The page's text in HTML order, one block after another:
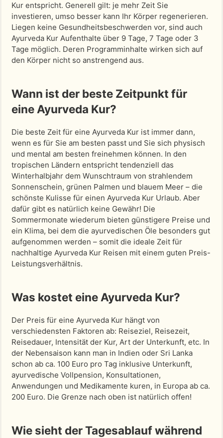
Kur entspricht. Generell gilt: je mehr Zeit Sie
investieren, umso besser kann Ihr Körper regenerieren.
Liegen keine Gesundheitsbeschwerden vor, sind auch
Ayurveda Kur Aufenthalte über 9 Tage, 7 Tage oder 3
Tage möglich. Deren Programminhalte wirken sich auf
den Körper nicht so anstrengend aus.
Wann ist der beste Zeitpunkt für
eine Ayurveda Kur?
Die beste Zeit für eine Ayurveda Kur ist immer dann,
wenn es für Sie am besten passt und Sie sich physisch
und mental am besten freinehmen können. In den
tropischen Ländern entspricht tendenziell das
Winterhalbjahr dem Wunschtraum von strahlendem
Sonnenschein, grünen Palmen und blauem Meer – die
schönste Kulisse für einen Ayurveda Kur Urlaub. Aber
dafür gibt es natürlich keine Gewähr! Die
Sommermonate wiederum bieten günstigere Preise und
ein Klima, bei dem die ayurvedischen Öle besonders gut
aufgenommen werden – somit die ideale Zeit für
nachhaltige Ayurveda Kur Reisen mit einem guten Preis-
Leistungsverhältnis.
Was kostet eine Ayurveda Kur?
Der Preis für eine Ayurveda Kur hängt von
verschiedensten Faktoren ab: Reiseziel, Reisezeit,
Reisedauer, Intensität der Kur, Art der Unterkunft, etc. In
der Nebensaison kann man in Indien oder Sri Lanka
schon ab ca. 100 Euro pro Tag inklusive Unterkunft,
ayurvedische Vollpension, Konsultationen,
Anwendungen und Medikamente kuren, in Europa ab ca.
200 Euro. Die Grenze nach oben ist natürlich offen!
Wie sieht der Tagesablauf während